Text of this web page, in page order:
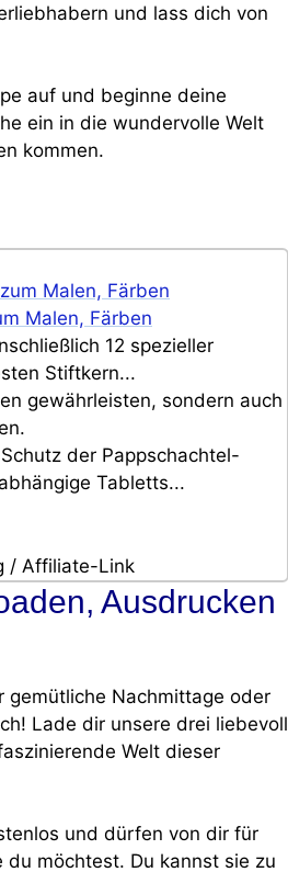
und lass dich von
auf und beginne deine
ein in die wundervolle Welt
kommen.
Malen, Färben
12 spezieller
Stiftkern...
gewährleisten, sondern auch
der Pappschachtel-
Tabletts...
/ Affiliate-Link
Ausdrucken
gemütliche Nachmittage oder
Lade dir unsere drei liebevoll
Welt dieser
und dürfen von dir für
möchtest. Du kannst sie zu